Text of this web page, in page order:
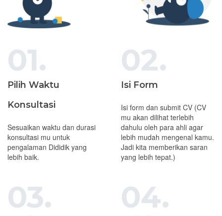
01.
Pilih Waktu
Konsultasi
Sesuaikan waktu dan durasi
konsultasi mu untuk
pengalaman Dididik yang
lebih baik.
02.
Isi Form
Isi form dan submit CV (CV
mu akan dilihat terlebih
dahulu oleh para ahli agar
lebih mudah mengenal kamu.
Jadi kita memberikan saran
yang lebih tepat.)
03. 04.